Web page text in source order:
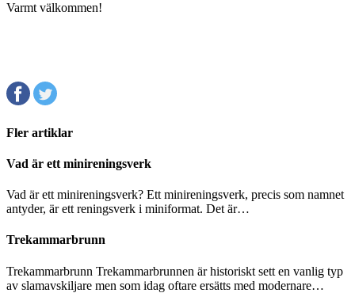
Varmt välkommen!
Fler artiklar
Vad är ett minireningsverk
Vad är ett minireningsverk? Ett minireningsverk, precis som namnet
antyder, är ett reningsverk i miniformat. Det är…
Trekammarbrunn
Trekammarbrunn Trekammarbrunnen är historiskt sett en vanlig typ
av slamavskiljare men som idag oftare ersätts med modernare…